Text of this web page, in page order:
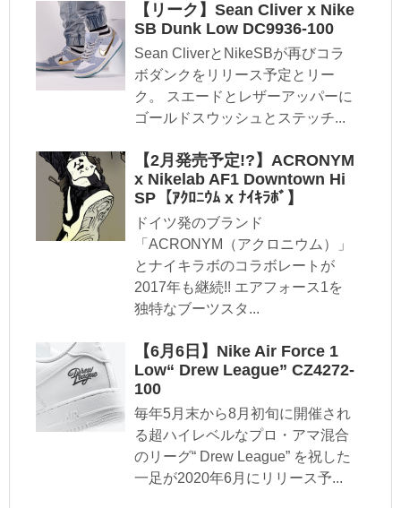
【リーク】Sean Cliver x Nike
SB Dunk Low DC9936-100
Sean CliverとNikeSBが再びコラ
ボダンクをリリース予定とリー
ク。 スエードとレザーアッパーに
ゴールドスウッシュとステッチ...
【2月発売予定!?】ACRONYM
x Nikelab AF1 Downtown Hi
SP【ｱｸﾛﾆｳﾑ x ﾅｲｷﾗﾎﾞ】
ドイツ発のブランド
「ACRONYM（アクロニウム）」
とナイキラボのコラボレートが
2017年も継続!! エアフォース1を
独特なブーツスタ...
【6月6日】Nike Air Force 1
Low“ Drew League” CZ4272-
100
毎年5月末から8月初旬に開催され
る超ハイレベルなプロ・アマ混合
のリーグ“ Drew League” を祝した
一足が2020年6月にリリース予...